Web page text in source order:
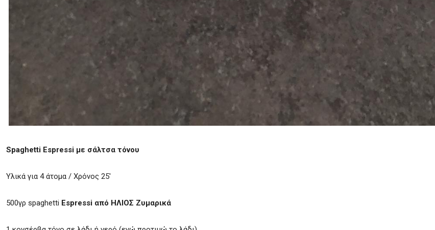
Spaghetti Espressi με σάλτσα τόνου
Υλικά για 4 άτομα / Χρόνος 25′
500γρ spaghetti Espressi από ΗΛΙΟΣ Ζυμαρικά